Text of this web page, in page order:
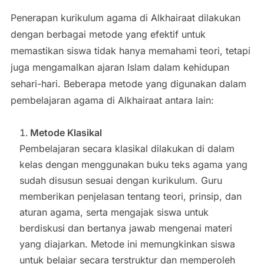
Penerapan kurikulum agama di Alkhairaat dilakukan
dengan berbagai metode yang efektif untuk
memastikan siswa tidak hanya memahami teori, tetapi
juga mengamalkan ajaran Islam dalam kehidupan
sehari-hari. Beberapa metode yang digunakan dalam
pembelajaran agama di Alkhairaat antara lain:
Metode Klasikal
Pembelajaran secara klasikal dilakukan di dalam
kelas dengan menggunakan buku teks agama yang
sudah disusun sesuai dengan kurikulum. Guru
memberikan penjelasan tentang teori, prinsip, dan
aturan agama, serta mengajak siswa untuk
berdiskusi dan bertanya jawab mengenai materi
yang diajarkan. Metode ini memungkinkan siswa
untuk belajar secara terstruktur dan memperoleh